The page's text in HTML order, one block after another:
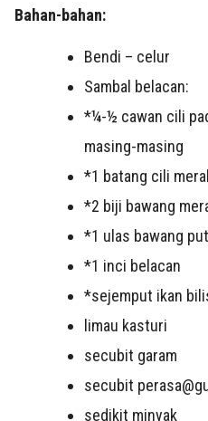
Bahan-bahan:
Bendi – celur
Sambal belacan:
*¼-½ cawan cili
masing-masing
*1 batang cili
*2 biji bawang
*1 ulas bawang
*1 inci belacan
*sejemput ikan
limau kasturi
secubit garam
secubit
sedikit minyak